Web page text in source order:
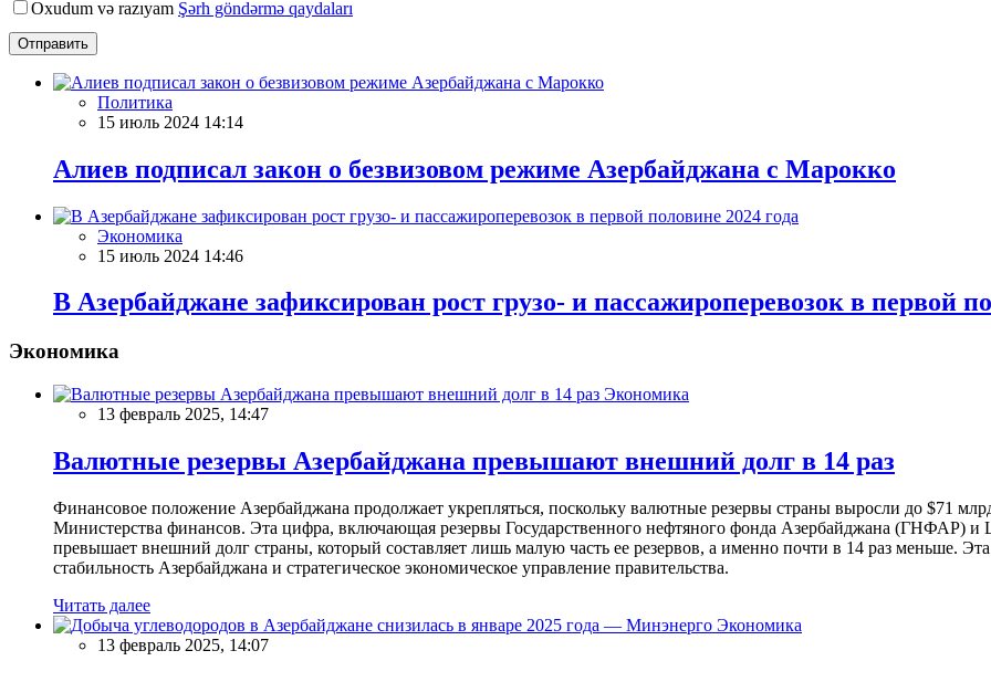
Oxudum və razıyam Şərh göndərmə qaydaları
Отправить
Политика
15 июль 2024 14:14
Алиев подписал закон о безвизовом режиме Азербайджана с Марокко
Экономика
15 июль 2024 14:46
В Азербайджане зафиксирован рост грузо- и пассажироперевозок в первой
Экономика
Экономика
13 февраль 2025, 14:47
Валютные резервы Азербайджана превышают внешний долг в 14 раз
Финансовое положение Азербайджана продолжает укрепляться, поскольку валютные резервы страны выросли до $71
Министерства финансов. Эта цифра, включающая резервы Государственного нефтяного фонда Азербайджана (ГНФАР) и
превышает внешний долг страны, который составляет лишь малую часть ее резервов, а именно почти в 14 раз меньше.
стабильность Азербайджана и стратегическое экономическое управление правительства.
Читать далее
Экономика
13 февраль 2025, 14:07